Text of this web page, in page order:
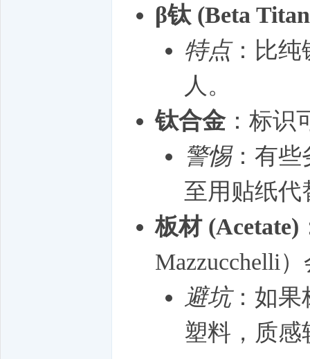
β钛 (Beta
特点：比纯
人。
钛合金：标识
警惕：有些
至用贴纸代
板材 (Acetate)
Mazzucchelli
避坑：如果
塑料，质感